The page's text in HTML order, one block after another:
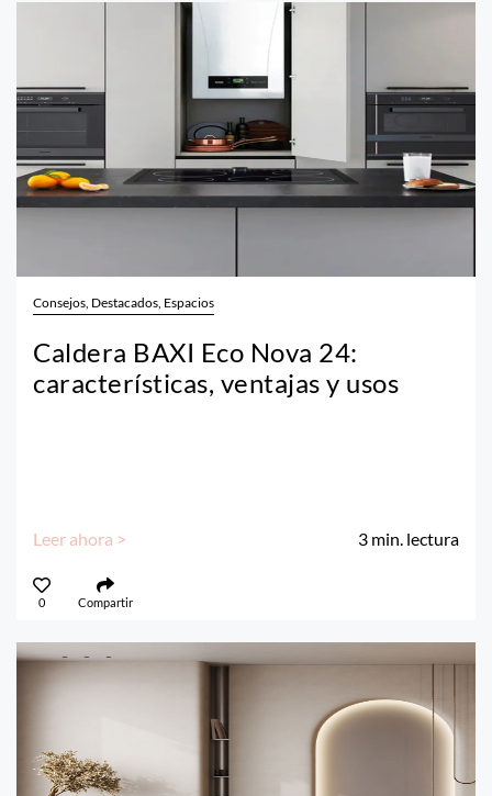
Consejos, Destacados, Espacios
Caldera BAXI Eco Nova 24:
características, ventajas y usos
Leer ahora > 3 min. lectura
0 Compartir